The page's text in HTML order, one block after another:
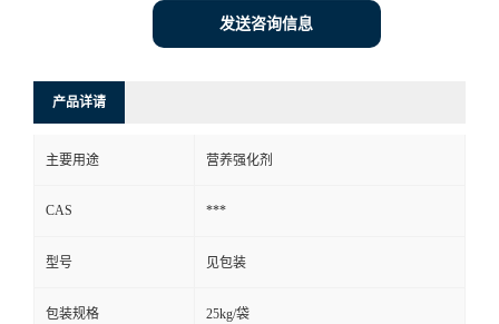
发送咨询信息
产品详请
主要用途 营养强化剂
CAS ***
型号 见包装
包装规格 25kg/袋